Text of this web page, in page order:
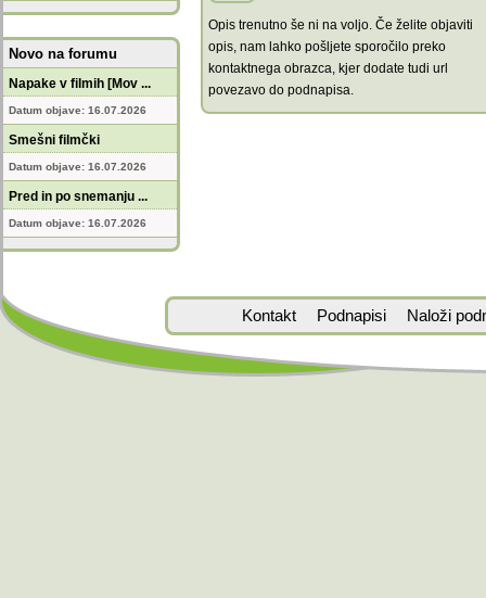
Novo na forumu
Napake v filmih [Mov ...
Datum objave: 16.07.2026
Smešni filmčki
Datum objave: 16.07.2026
Pred in po snemanju ...
Datum objave: 16.07.2026
Opis trenutno še ni na voljo. Če želite objaviti
opis, nam lahko pošljete sporočilo preko
kontaktnega obrazca, kjer dodate tudi url
povezavo do podnapisa.
Kontakt Podnapisi Naloži